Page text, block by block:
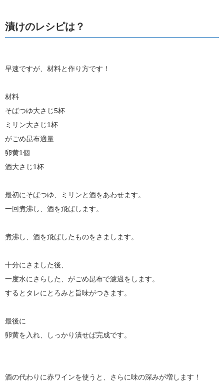
漬けのレシピは？
早速ですが、材料と作り方です！
材料
そばつゆ大さじ5杯
ミリン大さじ1杯
がごめ昆布適量
卵黄1個
酒大さじ1杯
最初にそばつゆ、ミリンと酒をあわせます。
一回煮沸し、酒を飛ばします。
煮沸し、酒を飛ばしたものをさまします。
十分にさました後、
一度水にさらした、がごめ昆布で濾過をします。
するとタレにとろみと旨味がつきます。
最後に
卵黄を入れ、しっかり潰せば完成です。
酒の代わりに赤ワインを使うと、さらに味の深みが増します！